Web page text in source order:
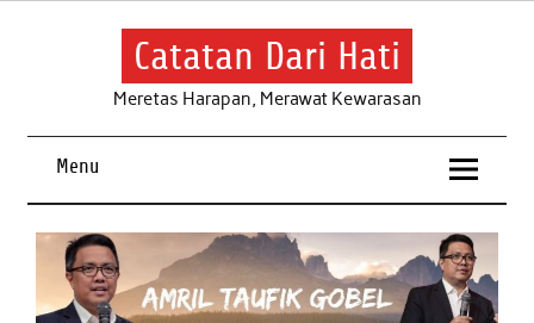
Skip
Catatan Dari Hati
Meretas Harapan, Merawat Kewarasan
Menu